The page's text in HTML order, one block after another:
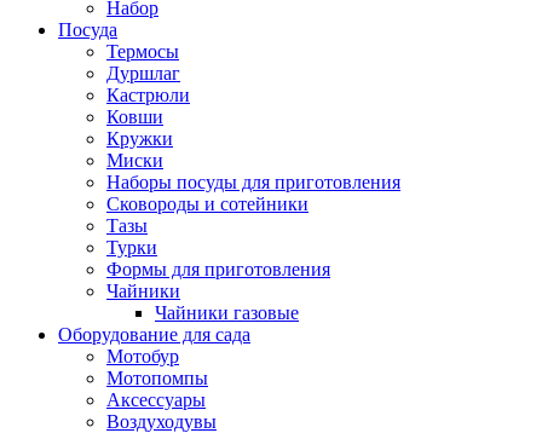
Набор
Посуда
Термосы
Дуршлаг
Кастрюли
Ковши
Кружки
Миски
Наборы посуды для приготовления
Сковороды и сотейники
Тазы
Турки
Формы для приготовления
Чайники
Чайники газовые
Оборудование для сада
Мотобур
Мотопомпы
Аксессуары
Воздуходувы